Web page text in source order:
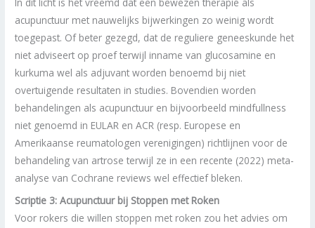
acupunctuur met nauwelijks bijwerkingen zo weinig wordt
toegepast. Of beter gezegd, dat de reguliere geneeskunde het
niet adviseert op proef terwijl inname van glucosamine en
kurkuma wel als adjuvant worden benoemd bij niet
overtuigende resultaten in studies. Bovendien worden
behandelingen als acupunctuur en bijvoorbeeld mindfullness
niet genoemd in EULAR en ACR (resp. Europese en
Amerikaanse reumatologen verenigingen) richtlijnen voor de
behandeling van artrose terwijl ze in een recente (2022) meta-
analyse van Cochrane reviews wel effectief bleken.
Scriptie 3: Acupunctuur bij Stoppen met Roken
Voor rokers die willen stoppen met roken zou het advies om